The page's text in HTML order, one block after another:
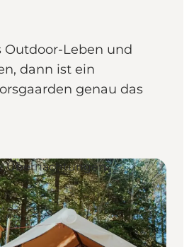
Outdoor-Leben und
dann ist ein
genau das
Übernachtungen